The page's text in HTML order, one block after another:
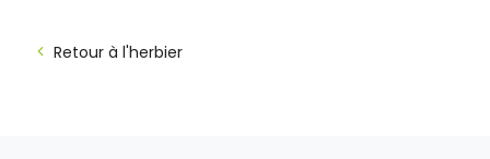
Retour à l'herbier